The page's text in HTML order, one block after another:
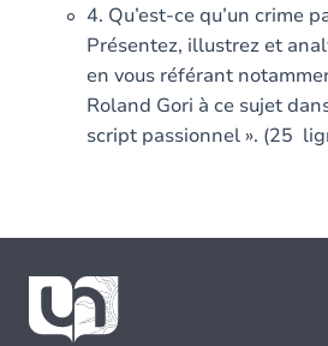
4. Qu’est-ce qu’un crime
Présentez, illustrez et
en vous référant
Roland Gori à ce sujet
script passionnel ». (25